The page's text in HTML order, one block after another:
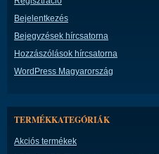
Bejelentkezés
Bejegyzések hírcsatorna
Hozzászólások hírcsatorna
WordPress Magyarország
TERMÉKKATEGÓRIÁK
Akciós termékek